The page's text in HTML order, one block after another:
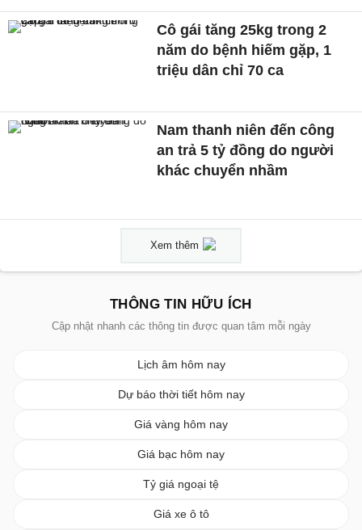
Cô gái tăng 25kg trong 2
năm do bệnh hiếm gặp, 1
triệu dân chỉ 70 ca
Nam thanh niên đến công
an trả 5 tỷ đồng do người
khác chuyển nhầm
Xem thêm
THÔNG TIN HỮU ÍCH
Cập nhật nhanh các thông tin được quan tâm mỗi ngày
Lịch âm hôm nay
Dự báo thời tiết hôm nay
Giá vàng hôm nay
Giá bạc hôm nay
Tỷ giá ngoại tệ
Giá xe ô tô